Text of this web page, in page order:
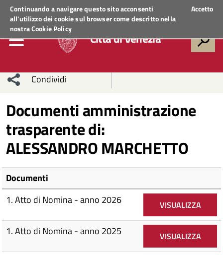
Continuando a navigare questo sito acconsenti
all'utilizzo dei cookie sul browser come descritto nella
nostraCookie Policy
Accetto
Regione VenetoACCEDI AI SERVIZI
Città di Venezia
Condividi
sui social
network
Condividi
Condividi
Facebook
Condividi
su
Twitter
Condividi
su
Facebook
Condividi
su
Whatsapp
Documenti amministrazione
trasparente di:
ALESSANDRO MARCHETTO
Documenti
1. Atto di Nomina - anno 2026
VISUALIZZA
1. Atto di Nomina - anno 2025 VISUALIZZA